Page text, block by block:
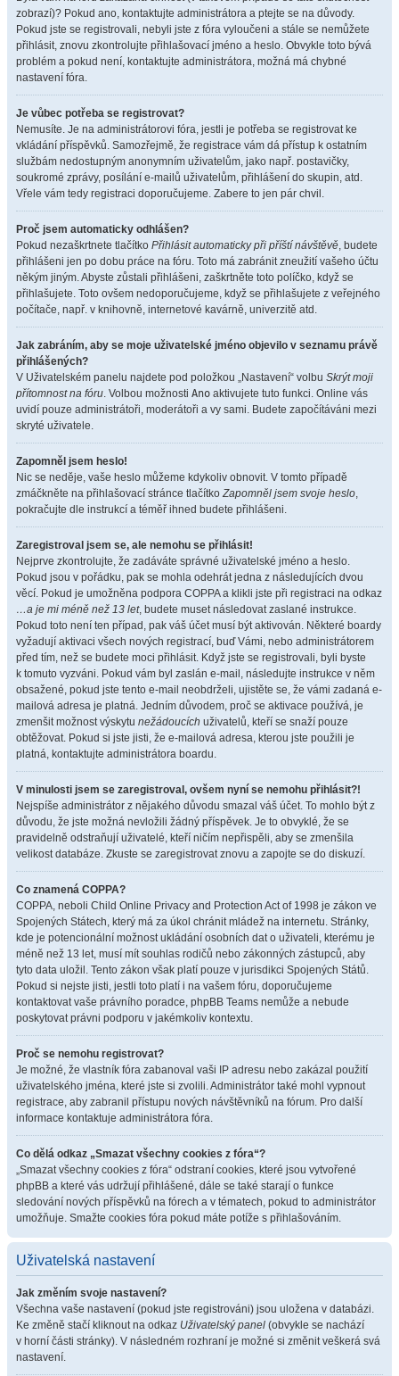
zobrazí)? Pokud ano, kontaktujte administrátora a ptejte se na důvody.
Pokud jste se registrovali, nebyli jste z fóra vyloučeni a stále se nemůžete
přihlásit, znovu zkontrolujte přihlašovací jméno a heslo. Obvykle toto bývá
problém a pokud není, kontaktujte administrátora, možná má chybné
nastavení fóra.
Je vůbec potřeba se registrovat?
Nemusíte. Je na administrátorovi fóra, jestli je potřeba se registrovat ke
vkládání příspěvků. Samozřejmě, že registrace vám dá přístup k ostatním
službám nedostupným anonymním uživatelům, jako např. postavičky,
soukromé zprávy, posílání e-mailů uživatelům, přihlášení do skupin, atd.
Vřele vám tedy registraci doporučujeme. Zabere to jen pár chvil.
Proč jsem automaticky odhlášen?
Pokud nezaškrtnete tlačítko Přihlásit automaticky při příští návštěvě, budete
přihlášeni jen po dobu práce na fóru. Toto má zabránit zneužití vašeho účtu
někým jiným. Abyste zůstali přihlášeni, zaškrtněte toto políčko, když se
přihlašujete. Toto ovšem nedoporučujeme, když se přihlašujete z veřejného
počítače, např. v knihovně, internetové kavárně, univerzitě atd.
Jak zabráním, aby se moje uživatelské jméno objevilo v seznamu právě
přihlášených?
V Uživatelském panelu najdete pod položkou „Nastavení“ volbu Skrýt moji
přítomnost na fóru. Volbou možnosti Ano aktivujete tuto funkci. Online vás
uvidí pouze administrátoři, moderátoři a vy sami. Budete započítáváni mezi
skryté uživatele.
Zapomněl jsem heslo!
Nic se neděje, vaše heslo můžeme kdykoliv obnovit. V tomto případě
zmáčkněte na přihlašovací stránce tlačítkoZapomněl jsem svoje heslo,
pokračujte dle instrukcí a téměř ihned budete přihlášeni.
Zaregistroval jsem se, ale nemohu se přihlásit!
Nejprve zkontrolujte, že zadáváte správné uživatelské jméno a heslo.
Pokud jsou v pořádku, pak se mohla odehrát jedna z následujících dvou
věcí. Pokud je umožněna podpora COPPA a klikli jste při registraci na odkaz
…a je mi méně než 13 let, budete muset následovat zaslané instrukce.
Pokud toto není ten případ, pak váš účet musí být aktivován. Některé boardy
vyžadují aktivaci všech nových registrací, buď Vámi, nebo administrátorem
před tím, než se budete moci přihlásit. Když jste se registrovali, byli byste
k tomuto vyzváni. Pokud vám byl zaslán e-mail, následujte instrukce v něm
obsažené, pokud jste tento e-mail neobdrželi, ujistěte se, že vámi zadaná e-
mailová adresa je platná. Jedním důvodem, proč se aktivace používá, je
zmenšit možnost výskytu nežádoucích uživatelů, kteří se snaží pouze
obtěžovat. Pokud si jste jisti, že e-mailová adresa, kterou jste použili je
platná, kontaktujte administrátora boardu.
V minulosti jsem se zaregistroval, ovšem nyní se nemohu přihlásit?!
Nejspíše administrátor z nějakého důvodu smazal váš účet. To mohlo být z
důvodu, že jste možná nevložili žádný příspěvek. Je to obvyklé, že se
pravidelně odstraňují uživatelé, kteří ničím nepřispěli, aby se zmenšila
velikost databáze. Zkuste se zaregistrovat znovu a zapojte se do diskuzí.
Co znamená COPPA?
COPPA, neboli Child Online Privacy and Protection Act of 1998 je zákon ve
Spojených Státech, který má za úkol chránit mládež na internetu. Stránky,
kde je potencionální možnost ukládání osobních dat o uživateli, kterému je
méně než 13 let, musí mít souhlas rodičů nebo zákonných zástupců, aby
tyto data uložil. Tento zákon však platí pouze v jurisdikci Spojených Států.
Pokud si nejste jisti, jestli toto platí i na vašem fóru, doporučujeme
kontaktovat vaše právního poradce, phpBB Teams nemůže a nebude
poskytovat právni podporu v jakémkoliv kontextu.
Proč se nemohu registrovat?
Je možné, že vlastník fóra zabanoval vaši IP adresu nebo zakázal použití
uživatelského jména, které jste si zvolili. Administrátor také mohl vypnout
registrace, aby zabranil přístupu nových návštěvníků na fórum. Pro další
informace kontaktuje administrátora fóra.
Co dělá odkaz „Smazat všechny cookies z fóra“?
„Smazat všechny cookies z fóra“ odstraní cookies, které jsou vytvořené
phpBB a které vás udržují přihlášené, dále se také starají o funkce
sledování nových příspěvků na fórech a v tématech, pokud to administrátor
umožňuje. Smažte cookies fóra pokud máte potíže s přihlašováním.
Uživatelská nastavení
Jak změním svoje nastavení?
Všechna vaše nastavení (pokud jste registrováni) jsou uložena v databázi.
Ke změně stačí kliknout na odkaz Uživatelský panel (obvykle se nachází
v horní části stránky). V následném rozhraní je možné si změnit veškerá svá
nastavení.